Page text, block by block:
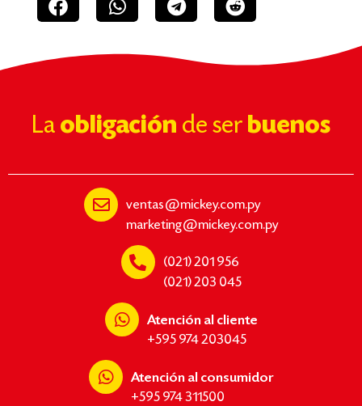
La obligación de ser buenos
ventas@mickey.com.py
marketing@mickey.com.py
(021) 201 956
(021) 203 045
Atención al cliente
+595 974 203045
Atención al consumidor
+595 974 311500